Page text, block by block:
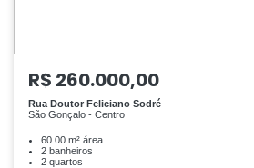
R$ 260.000,00
Rua Doutor Feliciano Sodré
São Gonçalo - Centro
60.00 m² área
2 banheiros
2 quartos